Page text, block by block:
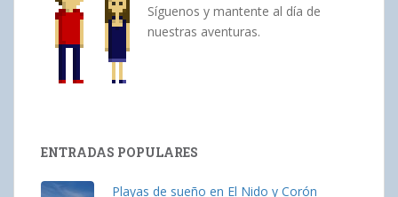
Síguenos y mantente al día de
nuestras aventuras.
ENTRADAS POPULARES
Playas de sueño en El Nido y Corón